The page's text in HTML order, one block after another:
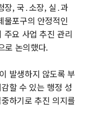
장, 국․소장, 실․과
포구의 안정적인
요 사업 추진 관리
로 논의했다.
발생하지 않도록 부
할 수 있는 행정 성
하기로 추진 의지를